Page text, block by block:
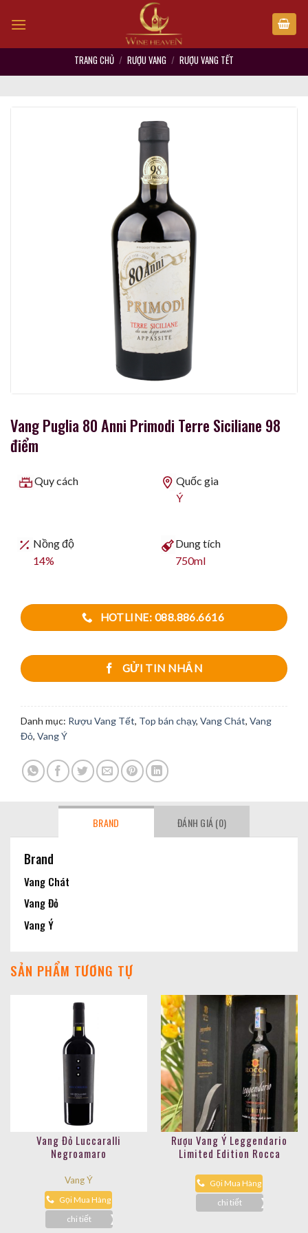
TRANG CHỦ / RƯỢU VANG / RƯỢU VANG TẾT
Vang Puglia 80 Anni Primodi Terre Siciliane 98
điểm
Quy cách
Quốc gia
Ý
Nồng độ
14%
Dung tích
750ml
HOTLINE: 088.886.6616
GỬI TIN NHẮN
Danh mục: Rượu Vang Tết, Top bán chạy, Vang Chát, Vang
Đỏ, Vang Ý
BRAND ĐÁNH GIÁ (0)
Brand
Vang Chát
Vang Đỏ
Vang Ý
SẢN PHẨM TƯƠNG TỰ
Vang Đỏ Luccaralli
Negroamaro
Vang Ý
Gọi Mua Hàng
chi tiết
Rượu Vang Ý Leggendario
Limited Edition Rocca
Gọi Mua Hàng
chi tiết